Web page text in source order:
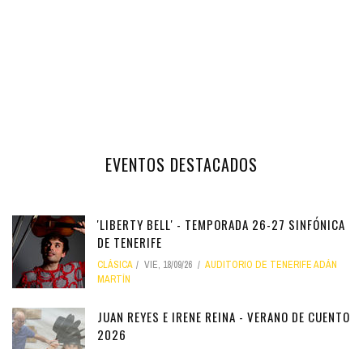
EVENTOS DESTACADOS
'LIBERTY BELL' - TEMPORADA 26-27 SINFÓNICA
DE TENERIFE
CLÁSICA VIE, 18/09/26
AUDITORIO DE TENERIFE ADÁN
MARTÍN
JUAN REYES E IRENE REINA - VERANO DE CUENTO
2026